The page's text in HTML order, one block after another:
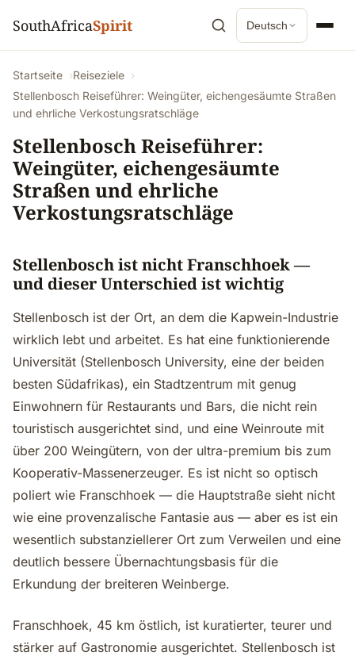
SouthAfricaSpirit Deutsch
Startseite
Reiseziele
Stellenbosch Reiseführer: Weingüter, eichengesäumte Straßen
und ehrliche Verkostungsratschläge
Stellenbosch Reiseführer:
Weingüter, eichengesäumte
Straßen und ehrliche
Verkostungsratschläge
Stellenbosch ist nicht Franschhoek —
und dieser Unterschied ist wichtig
Stellenbosch ist der Ort, an dem die Kapwein-Industrie
wirklich lebt und arbeitet. Es hat eine funktionierende
Universität (Stellenbosch University, eine der beiden
besten Südafrikas), ein Stadtzentrum mit genug
Einwohnern für Restaurants und Bars, die nicht rein
touristisch ausgerichtet sind, und eine Weinroute mit
über 200 Weingütern, von der ultra-premium bis zum
Kooperativ-Massenerzeuger. Es ist nicht so optisch
poliert wie Franschhoek — die Hauptstraße sieht nicht
wie eine provenzalische Fantasie aus — aber es ist ein
wesentlich substanziellerer Ort zum Verweilen und eine
deutlich bessere Übernachtungsbasis für die
Erkundung der breiteren Weinberge.
Franschhoek, 45 km östlich, ist kuratierter, teurer und
stärker auf Gastronomie ausgerichtet. Stellenbosch ist